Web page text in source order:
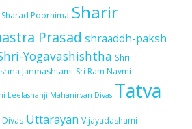
Sharad Poornima Sharir
Prasad shraaddh-paksh
Yogavashishtha Shri
Janmashtami Sri Ram Navmi
Leelashahji Mahanirvan Divas Tatva
Uttarayan Vijayadashami